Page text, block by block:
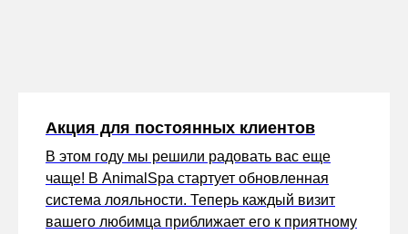
Акция для постоянных клиентов
В этом году мы решили радовать вас еще
чаще! В AnimalSpa стартует обновленная
система лояльности. Теперь каждый визит
вашего любимца приближает его к приятному